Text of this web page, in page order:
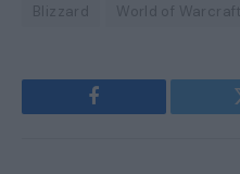
Blizzard World of Warcraft
Facebook